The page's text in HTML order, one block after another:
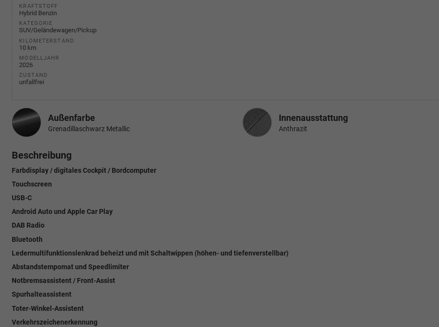
KRAFTSTOFF
Hybrid Benzin
KATEGORIE
SUV/Geländewagen/Pickup
KILOMETERSTAND
10 km
MODELLJAHR
2026
ZUSTAND
unfallfrei
Außenfarbe
Grenadillaschwarz Metallic
InnenausstattungInnenausstattung
Anthrazit
Beschreibung
Farbdisplay / digitales Cockpit / Bordcomputer
Touchscreen
USB-C
Android Auto und Apple Car Play
DAB Radio
Bluetooth
Ledermultifunktionslenkrad beheizt und mit Schaltwippen (höhen- und tiefenverstellbar)
Abstandstempomat und Speedlimiter
Notbremsassistent / Front-Assist
Spurhalteassistent
Toter-Winkel-Assistent
Verkehrszeichenerkennung